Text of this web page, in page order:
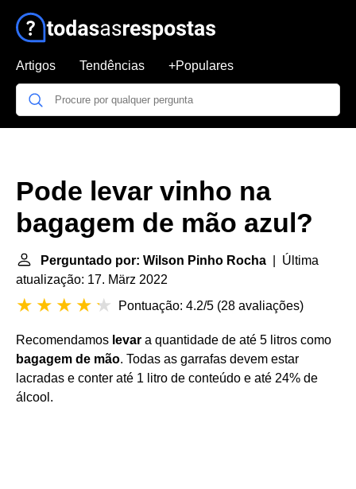
Artigos Tendências +Populares
Pode levar vinho na
bagagem de mão azul?
Perguntado por: Wilson Pinho Rocha | Última
atualização: 17. März 2022
Pontuação: 4.2/5 (28 avaliações)
Recomendamos levar a quantidade de até 5 litros como
bagagem de mão. Todas as garrafas devem estar
lacradas e conter até 1 litro de conteúdo e até 24% de
álcool.